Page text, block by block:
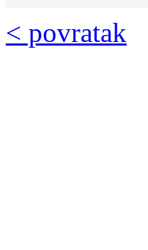
< povratak